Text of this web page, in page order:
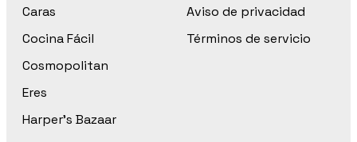
Caras
Cocina Fácil
Cosmopolitan
Eres
Harper’s Bazaar
Aviso de privacidad
Términos de servicio